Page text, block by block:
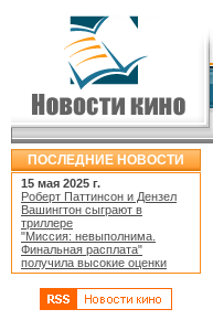
ПОСЛЕДНИЕ НОВОСТИ
15 мая 2025 г.
Роберт Паттинсон и Дензел
Вашингтон сыграют в
триллере
"Миссия: невыполнима.
Финальная расплата"
получила высокие оценки